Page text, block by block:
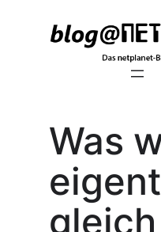
Was
gleich